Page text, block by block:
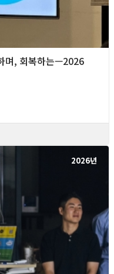
며, 회복하는—2026
2026년